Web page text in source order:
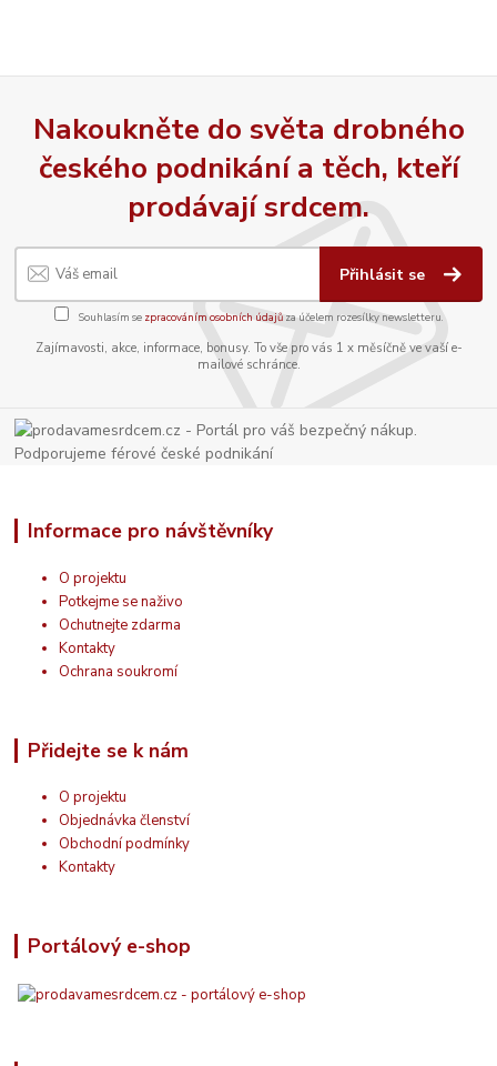
Nakoukněte do světa drobného
českého podnikání a těch, kteří
prodávají srdcem.
Přihlásit se
Souhlasím se zpracováním osobních údajůza účelem rozesílky newsletteru.
Zajímavosti, akce, informace, bonusy. To vše pro vás 1 x měsíčně ve vaší e-
mailové schránce.
Informace pro návštěvníky
O projektu
Potkejme se naživo
Ochutnejte zdarma
Kontakty
Ochrana soukromí
Přidejte se k nám
O projektu
Objednávka členství
Obchodní podmínky
Kontakty
Portálový e-shop